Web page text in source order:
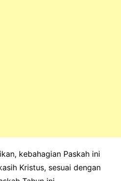
kebahagian Paskah ini
Kristus, sesuai dengan